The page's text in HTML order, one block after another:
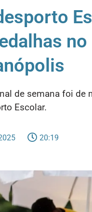
de semana foi de
Escolar.
20:19